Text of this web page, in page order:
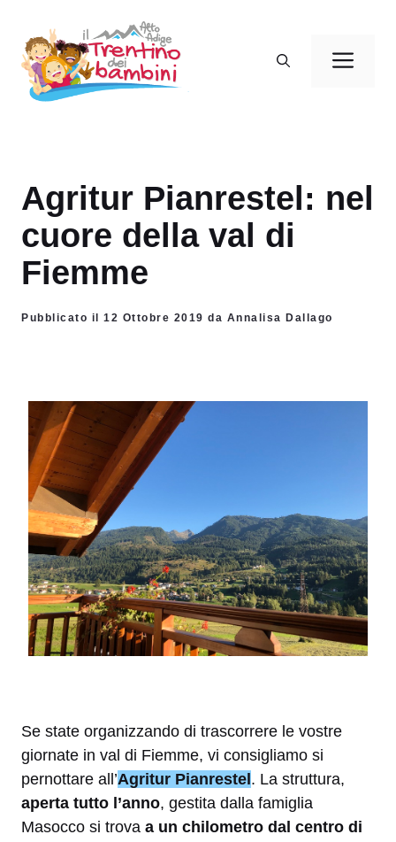
contenuto
Agritur Pianrestel: nel
cuore della val di
Fiemme
Pubblicato il 12 Ottobre 2019 da Annalisa Dallago
Se state organizzando di trascorrere le vostre
giornate in val di Fiemme, vi consigliamo si
pernottare all’Agritur Pianrestel. La struttura,
aperta tutto l’anno, gestita dalla famiglia
Masocco si trova a un chilometro dal centro di